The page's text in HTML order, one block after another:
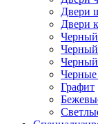
Двери
Двери
Черный
Черные
Графит